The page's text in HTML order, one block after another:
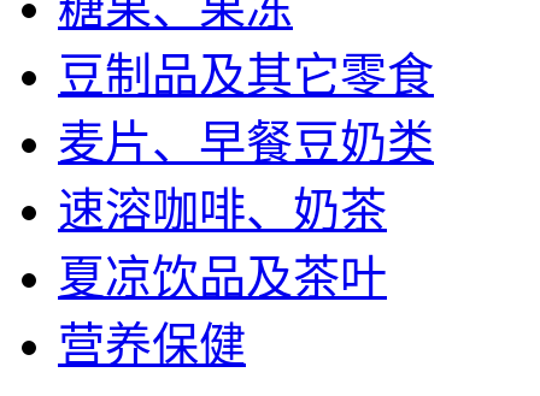
豆制品及其它零食
麦片、早餐豆奶类
速溶咖啡、奶茶
夏凉饮品及茶叶
营养保健